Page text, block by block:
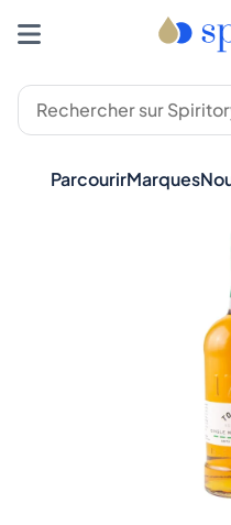
ParcourirMarques